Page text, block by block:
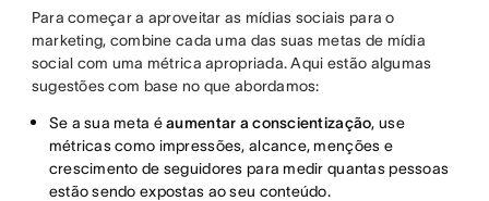
Para começar a aproveitar as mídias sociais para o
marketing, combine cada uma das suas metas de mídia
social com uma métrica apropriada. Aqui estão algumas
sugestões com base no que abordamos:
Se a sua meta éaumentar a conscientização, use
métricas como impressões, alcance, menções e
crescimento de seguidores para medir quantas pessoas
estão sendo expostas ao seu conteúdo.